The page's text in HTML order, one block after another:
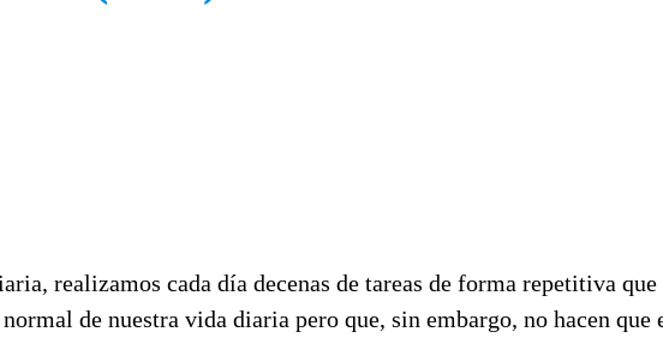
realizamos cada día decenas de tareas de forma repetitiva
de nuestra vida diaria pero que, sin embargo, no hacen que